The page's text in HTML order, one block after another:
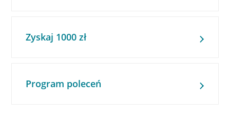
Zyskaj 1000 zł
Program poleceń